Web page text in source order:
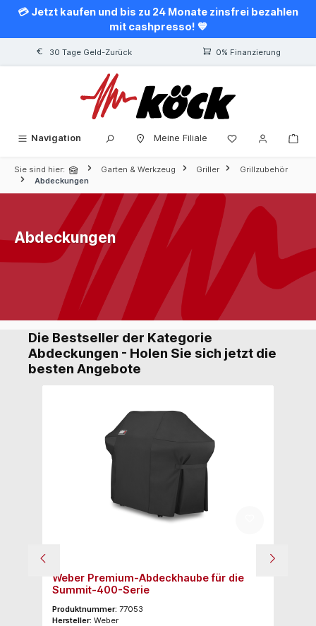
springen
💳 Jetzt kaufen und bis zu 24 Monate zinsfrei bezahlen
mit cashpresso! 💙
30 Tage Geld-Zurück 0% Finanzierung
Navigation Meine Filiale
Sie sind hier: Garten & Werkzeug Griller
Grillzubehör
Abdeckungen
Abdeckungen
Die Bestseller der Kategorie
Abdeckungen - Holen Sie sich jetzt die
besten Angebote
Weber Premium-Abdeckhaube für die
Summit-400-Serie
Produktnummer: 77053
Hersteller: Weber